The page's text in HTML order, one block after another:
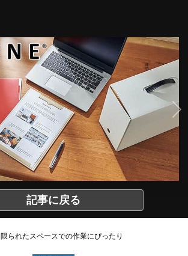
記事に戻る
限られたスペースでの作業にぴったり